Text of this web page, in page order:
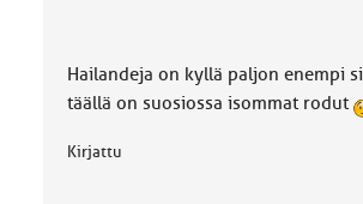
Hailandeja on kyllä paljon enempi
täällä on suosiossa isommat rodut
Kirjattu